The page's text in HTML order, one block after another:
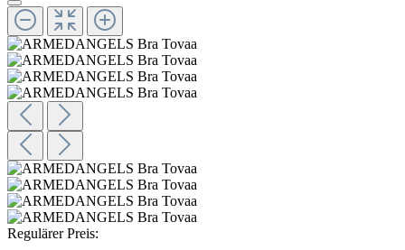
Regulärer Preis: